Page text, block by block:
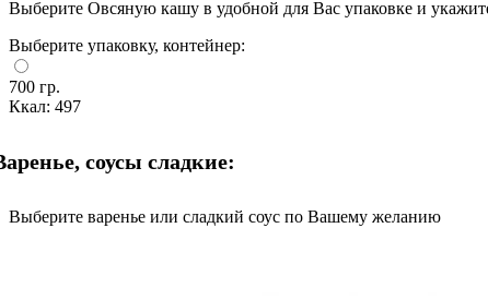
Выберите Овсяную кашу в удобной для Вас упаковке и
Выберите упаковку, контейнер:
700 гр.
Ккал: 497
соусы сладкие:
Выберите варенье или сладкий соус по Вашему желанию